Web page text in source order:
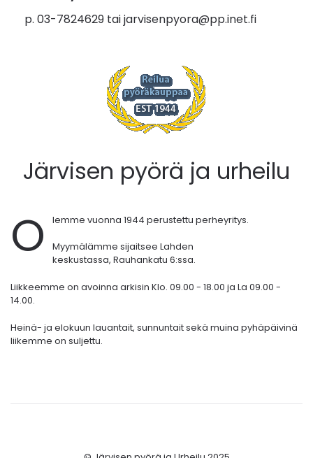
p. 03-7824629 taijarvisenpyora@pp.inet.fi
Järvisen pyörä ja urheilu
O
lemme vuonna 1944 perustettu perheyritys.
Myymälämme sijaitsee Lahden
keskustassa, Rauhankatu 6:ssa.
Liikkeemme on avoinna arkisin Klo. 09.00 - 18.00 ja La 09.00 -
14.00.
Heinä- ja elokuun lauantait, sunnuntait sekä muina pyhäpäivinä
liikemme on suljettu.